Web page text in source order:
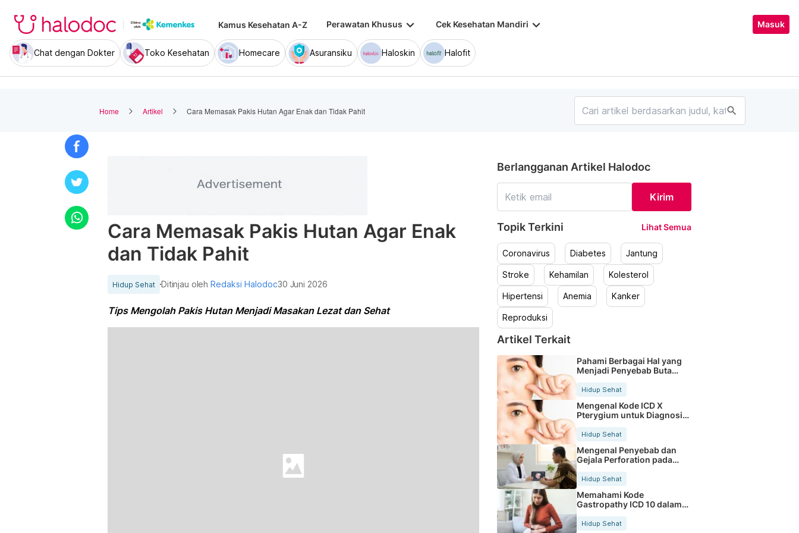
Kamus Kesehatan A-Z Perawatan Khusus keyboard_arrow_down Cek Kesehatan Mandiri keyboard_arrow_down Masuk
Chat dengan Dokter Toko Kesehatan Homecare Asuransiku Haloskin Halofit
Home Artikel Cara Memasak Pakis Hutan Agar Enak dan Tidak Pahit search
Cara Memasak Pakis Hutan Agar Enak
dan Tidak Pahit
Hidup Sehat Ditinjau olehRedaksi Halodoc30 Juni 2026
Tips Mengolah Pakis Hutan Menjadi Masakan Lezat dan Sehat
Berlangganan Artikel Halodoc
Kirim
Topik Terkini Lihat Semua
Coronavirus Diabetes Jantung
Stroke Kehamilan Kolesterol
Hipertensi Anemia Kanker
Reproduksi
Artikel Terkait
Pahami Berbagai Hal yang
Menjadi Penyebab Buta
Hidup Sehat
Mengenal Kode ICD X
Pterygium untuk Diagnosis
Hidup Sehat
Mengenal Penyebab dan
Gejala Perforation pada
Tubuh
Hidup Sehat
Memahami Kode
Gastropathy ICD 10 dalam
Rekam Medis Pasien
Hidup Sehat